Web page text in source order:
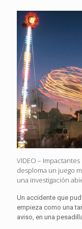
VIDEO –
desploma un juego
una investigación
Un accidente que
empieza como una
aviso, en una